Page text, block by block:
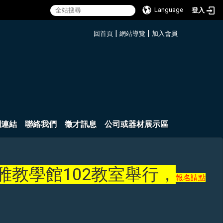
Language 登入
回首頁 | 網站導覽 | 加入會員
結 聯絡我們 徵才訊息 公司或器材展示區
教學館102教室舉行，報名請點